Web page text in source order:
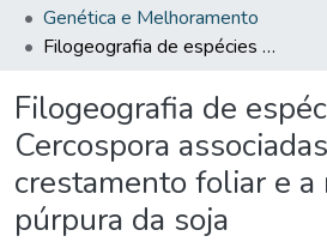
Genética e Melhoramento
Filogeografia de espécies de Cercospora associadas ao crestamento foliar e a mancha púrpura da soja
Filogeografia de
Cercospora
crestamento foliar e a
púrpura da soja